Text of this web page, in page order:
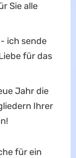
Sie alle
ich sende
für das
Jahr die
Ihrer
für ein